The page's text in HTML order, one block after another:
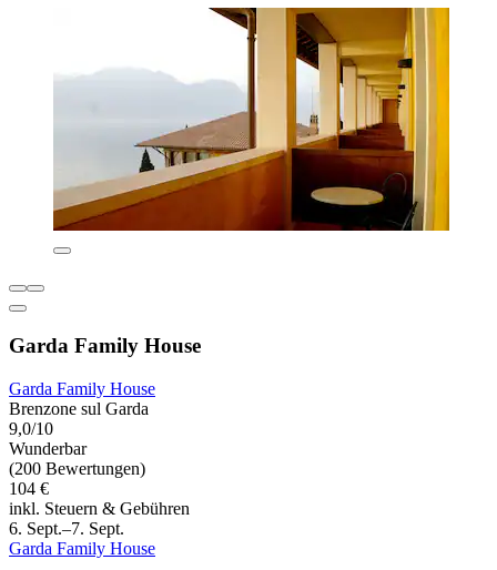
Garda Family House
Garda Family House
Brenzone sul Garda
9,0/10
Wunderbar
(200 Bewertungen)
104 €
inkl. Steuern & Gebühren
6. Sept.–7. Sept.
Garda Family House